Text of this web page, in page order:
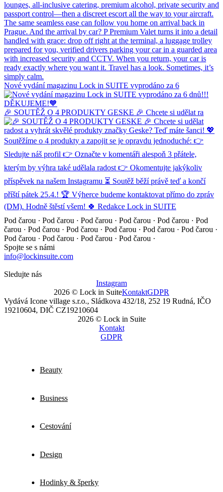
Nové vydání magazinu Lock in SUITE vyprodáno za 6
🎉 SOUTĚŽ O 4 PRODUKTY GESKE 🎉 Chcete si udělat ra
Pod čarou · Pod čarou · Pod čarou · Pod čarou · Pod čarou · Pod
čarou · Pod čarou · Pod čarou · Pod čarou · Pod čarou · Pod čarou ·
Pod čarou · Pod čarou · Pod čarou · Pod čarou ·
Spojte se s námi
info@lockinsuite.com
Sledujte nás
Instagram
2026 © Lock in SuiteKontaktGDPR
Vydává Icone village s.r.o., Sládkova 432/18, 252 19 Rudná, IČO
19210604, DIČ CZ19210604
2026 © Lock in Suite
Kontakt
GDPR
Beauty
Business
Cestování
Design
Hodinky & šperky